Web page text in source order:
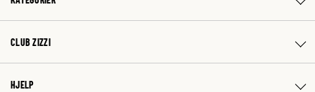
CLUB ZIZZI
HJELP